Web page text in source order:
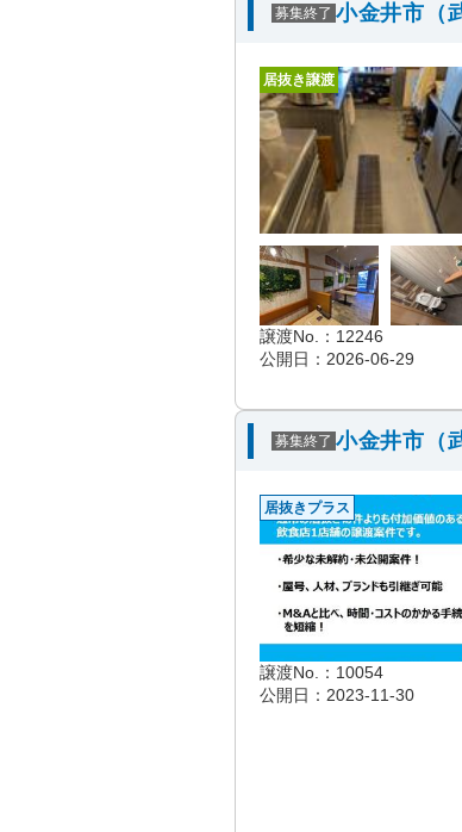
募集終了 小金井市（
居抜き譲渡
譲渡No.：12246
公開日：2026-06-29
募集終了 小金井市（
居抜きプラス
譲渡No.：10054
公開日：2023-11-30